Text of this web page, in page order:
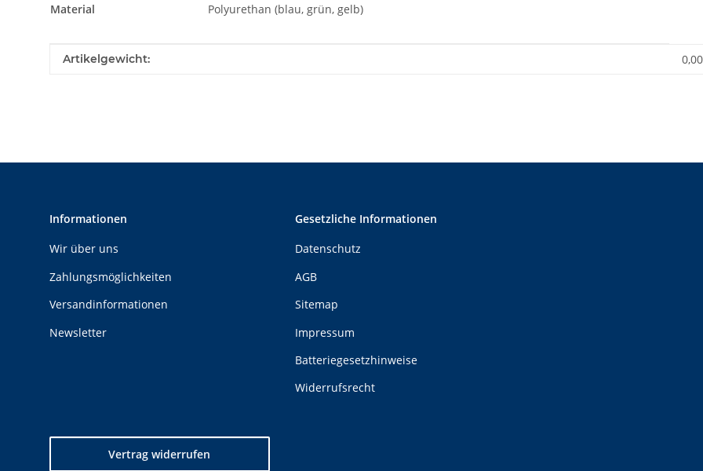
Material
Polyurethan (blau, grün, gelb)
Produkteigenschaft
Wert
Artikelgewicht: 0,00
Informationen
Wir über uns
Zahlungsmöglichkeiten
Versandinformationen
Newsletter
Gesetzliche Informationen
Datenschutz
AGB
Sitemap
Impressum
Batteriegesetzhinweise
Widerrufsrecht
Vertrag widerrufen